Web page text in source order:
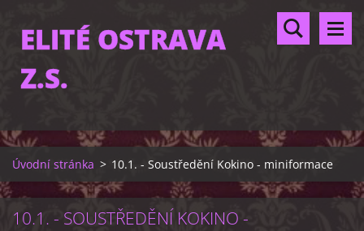
ELITÉ OSTRAVA
Z.S.
Úvodní stránka > 10.1. - Soustředění Kokino - miniformace
10.1. - SOUSTŘEDĚNÍ KOKINO -